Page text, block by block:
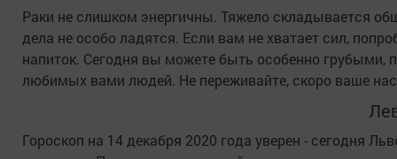
Раки не слишком энергичны. Тяжело складывается
дела не особо ладятся. Если вам не хватает сил,
напиток. Сегодня вы можете быть особенно грубыми,
любимых вами людей. Не переживайте, скоро ваше
Гороскоп на 14 декабря 2020 года уверен - сегодня